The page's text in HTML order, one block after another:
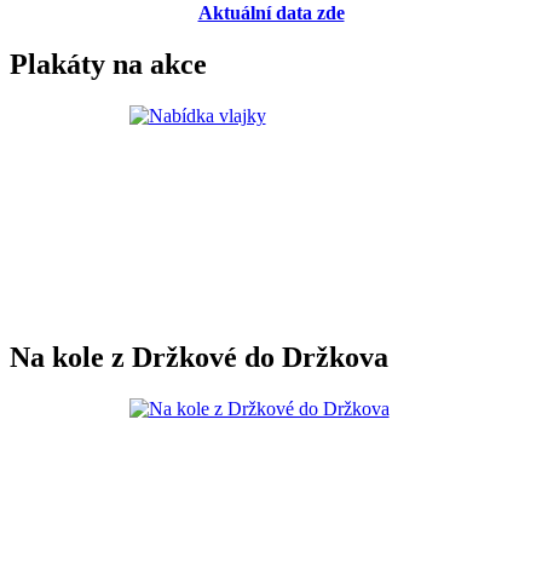
Aktuální data zde
Plakáty na akce
Na kole z Držkové do Držkova